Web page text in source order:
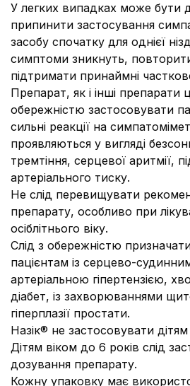
У легких випадках може бути
припинити застосування
засобу спочатку для однієї
симптоми зникнуть,
підтримати принаймні
Препарат, як і інші препарати
обережністю застосовувати
сильні реакції на
проявляються у вигляді
тремтіння, серцевої аритмії,
артеріального тиску.
Не слід перевищувати
препарату, особливо при
осіблітнього віку.
Слід з обережністю
пацієнтам із серцево-
артеріальною гіпертензією,
діабет, із захворюваннями
гіперплазії простати.
Назік® не застосовувати
Дітям віком до 6 років слід
дозування препарату.
Кожну упаковку має